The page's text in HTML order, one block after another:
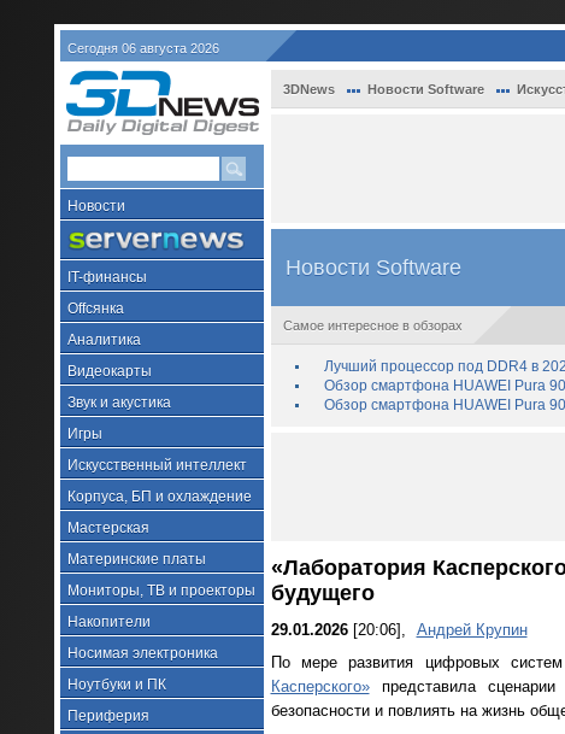
Сегодня 06 августа 2026
Новости
IT-финансы
Offсянка
Аналитика
Видеокарты
Звук и акустика
Игры
Искусственный интеллект
Корпуса, БП и охлаждение
Мастерская
Материнские платы
Мониторы, ТВ и проекторы
Накопители
Носимая электроника
Ноутбуки и ПК
Периферия
3DNews Новости Software
Новости Software
Самое интересное в обзорах
Лучший процессор под DDR4 в
Обзор смартфона HUAWEI Pura
Обзор смартфона HUAWEI Pura
«Лаборатория
будущего
29.01.2026[20:06],
Андрей Крупин
По мере развития цифровых
Касперского»представила
безопасности и повлиять на жизнь